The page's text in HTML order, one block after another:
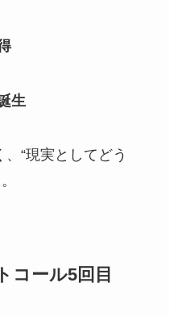
生
“現実としてどう
コール5回目